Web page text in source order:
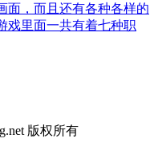
面，而且还有各种各样的
戏里面一共有着七种职
版权所有